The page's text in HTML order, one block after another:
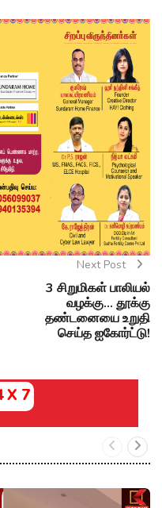
Next Post
3 சிறுமிகள் பாலியல்
வழக்கு... தூக்கு
தண்டனையை உறுதி
செய்த ஐகோர்ட்டு!
X 7